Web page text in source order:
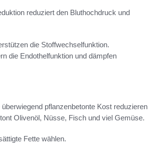
reduziert den Bluthochdruck und
die Stoffwechselfunktion.
die Endothelfunktion und dämpfen
pflanzenbetonte Kost reduzieren
Olivenöl, Nüsse, Fisch und viel Gemüse.
Fette wählen.